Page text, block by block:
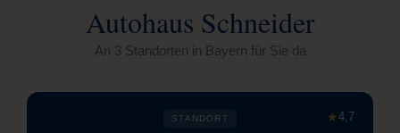
Autohaus Schneider
An 3 Standorten in Bayern für Sie da
★4,7
STANDORT